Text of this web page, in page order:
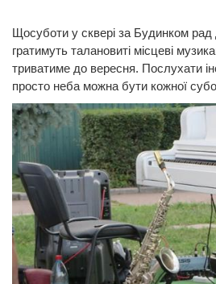
Щосуботи у сквері за Будинком
гратимуть талановиті місцеві
триватиме до вересня. Послухати
просто неба можна бути кожної